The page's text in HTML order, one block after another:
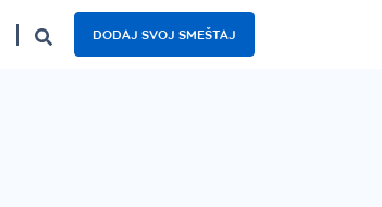
DODAJ SVOJ SMEŠTAJ